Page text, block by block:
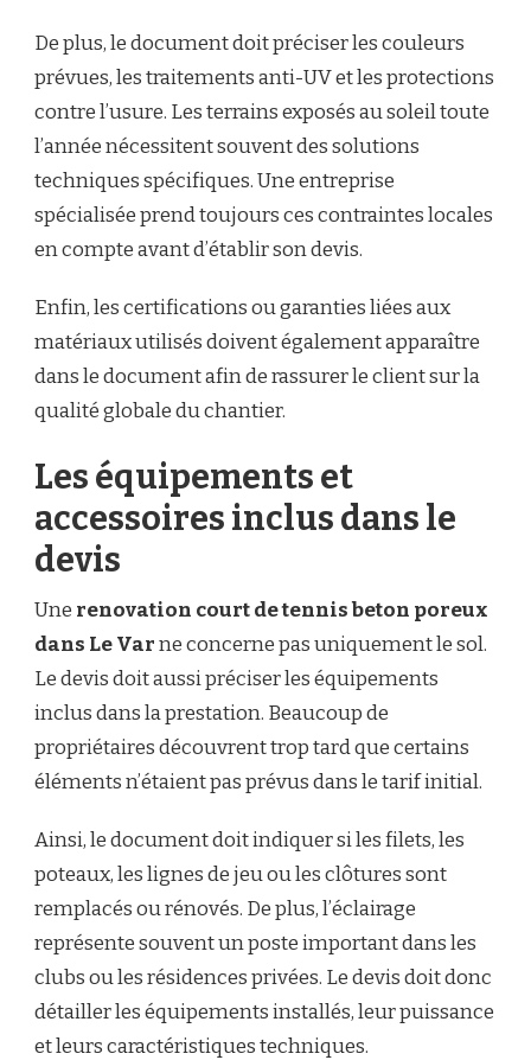
De plus, le document doit préciser les couleurs
prévues, les traitements anti-UV et les protections
contre l’usure. Les terrains exposés au soleil toute
l’année nécessitent souvent des solutions
techniques spécifiques. Une entreprise
spécialisée prend toujours ces contraintes locales
en compte avant d’établir son devis.
Enfin, les certifications ou garanties liées aux
matériaux utilisés doivent également apparaître
dans le document afin de rassurer le client sur la
qualité globale du chantier.
Les équipements et
accessoires inclus dans le
devis
Une renovation court de tennis beton poreux
dans Le Varne concerne pas uniquement le sol.
Le devis doit aussi préciser les équipements
inclus dans la prestation. Beaucoup de
propriétaires découvrent trop tard que certains
éléments n’étaient pas prévus dans le tarif initial.
Ainsi, le document doit indiquer si les filets, les
poteaux, les lignes de jeu ou les clôtures sont
remplacés ou rénovés. De plus, l’éclairage
représente souvent un poste important dans les
clubs ou les résidences privées. Le devis doit donc
détailler les équipements installés, leur puissance
et leurs caractéristiques techniques.